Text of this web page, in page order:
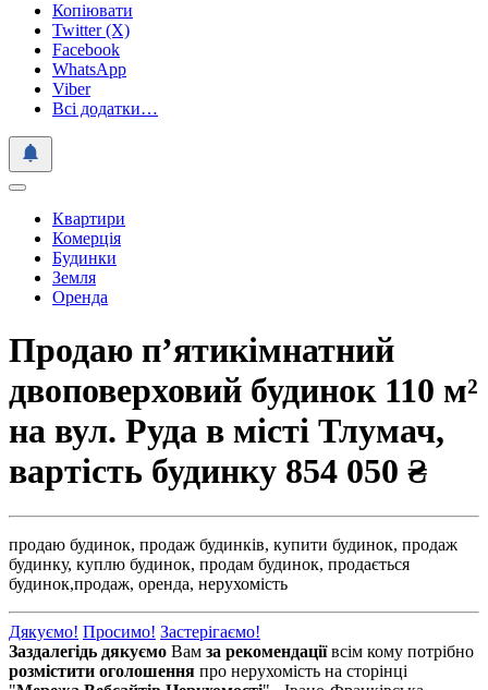
Копіювати
Twitter (X)
Facebook
WhatsApp
Viber
Всі додатки…
Квартири
Комерція
Будинки
Земля
Оренда
Продаю п’ятикімнатний
двоповерховий будинок 110 м²
на вул. Руда в місті Тлумач,
вартість будинку 854 050 ₴
продаю будинок, продаж будинків, купити будинок, продаж
будинку, куплю будинок, продам будинок, продається
будинок,продаж, оренда, нерухомість
Дякуємо! Просимо! Застерігаємо!
Заздалегідь дякуємо Вам за рекомендаціївсім кому потрібно
розмістити оголошення про нерухомість на сторінці